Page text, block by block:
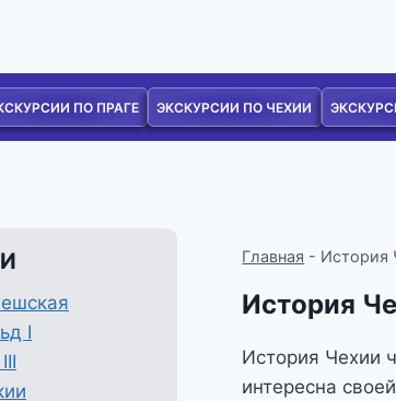
ПО ПРАГЕ ЭКСКУРСИИ ПО ЧЕХИИ
Главная - История
История
История Чехии
интересна
I